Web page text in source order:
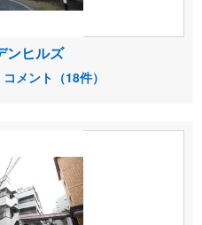
ンヒルズ
コメント（18件）